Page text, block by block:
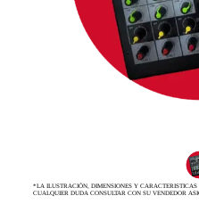
*LA ILUSTRACIÓN, DIMENSIONES Y
CUALQUIER DUDA CONSULTAR CON SU VENDEDOR